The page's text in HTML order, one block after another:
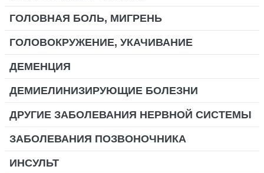
ГОЛОВНАЯ БОЛЬ, МИГРЕНЬ
ГОЛОВОКРУЖЕНИЕ, УКАЧИВАНИЕ
ДЕМЕНЦИЯ
ДЕМИЕЛИНИЗИРУЮЩИЕ БОЛЕЗНИ
ДРУГИЕ ЗАБОЛЕВАНИЯ НЕРВНОЙ СИСТЕМЫ
ЗАБОЛЕВАНИЯ ПОЗВОНОЧНИКА
ИНСУЛЬТ